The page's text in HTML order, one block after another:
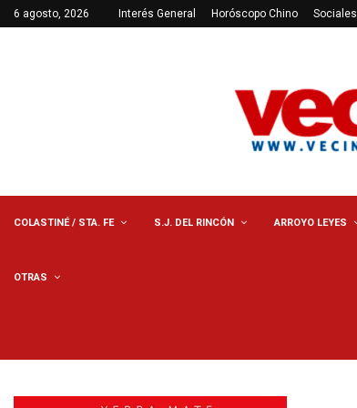
6 agosto, 2026 Interés General Horóscopo Chino Sociales
COLASTINÉ / STA. FE S.J. DEL RINCÓN ARROYO LEYES
OTRAS